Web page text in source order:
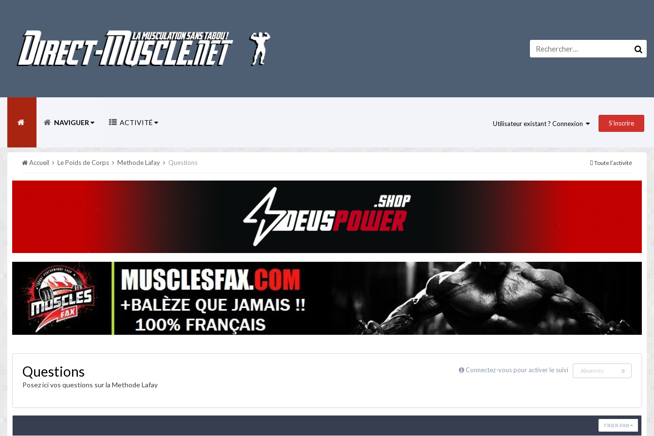
Utilisateur existant ? Connexion S’inscrire
NAVIGUER ACTIVITÉ
Toute l’activité
Accueil Le Poids de Corps Methode Lafay Questions
Questions Connectez-vous pour activer le suivi Abonnés 0
Posez ici vos questions sur la Methode Lafay
TRIER PAR